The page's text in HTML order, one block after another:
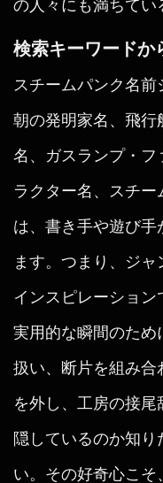
の人々にも満ちてい
検索キーワードか
スチームパンク名
朝の発明家名、飛
名、ガスランプ・フ
ラクター名、スチ
は、書き手や遊び
ます。つまり、ジ
インスピレーショ
実用的な瞬間のた
扱い、断片を組み合
を外し、工房の接
隠しているのか知り
い。その好奇心こ